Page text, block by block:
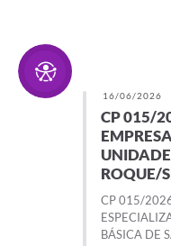
16/06/2026
CP 015/
ROQUE/
CP 015/
BÁSICA DE